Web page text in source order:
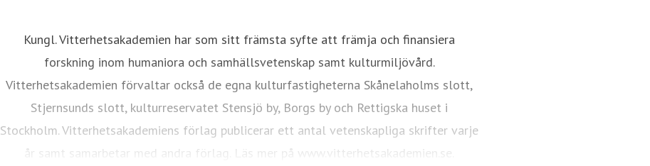
Kungl. Vitterhetsakademien har som sitt främsta syfte att främja och finansiera
forskning inom humaniora och samhällsvetenskap samt kulturmiljövård.
Vitterhetsakademien förvaltar också de egna kulturfastigheterna Skånelaholms slott,
Stjernsunds slott, kulturreservatet Stensjö by, Borgs by och Rettigska huset i
Stockholm. Vitterhetsakademiens förlag publicerar ett antal vetenskapliga skrifter varje
år samt samarbetar med andra förlag. Läs mer på www.vitterhetsakademien.se.